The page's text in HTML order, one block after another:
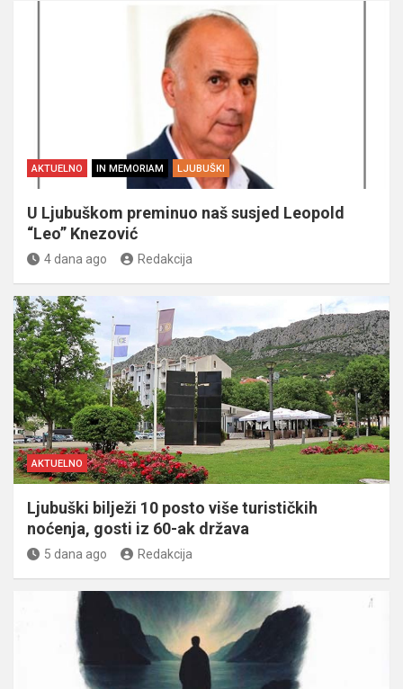
AKTUELNO IN MEMORIAM LJUBUŠKI
U Ljubuškom preminuo naš susjed Leopold
“Leo” Knezović
4 dana ago Redakcija
AKTUELNO
Ljubuški bilježi 10 posto više turističkih
noćenja, gosti iz 60-ak država
5 dana ago Redakcija